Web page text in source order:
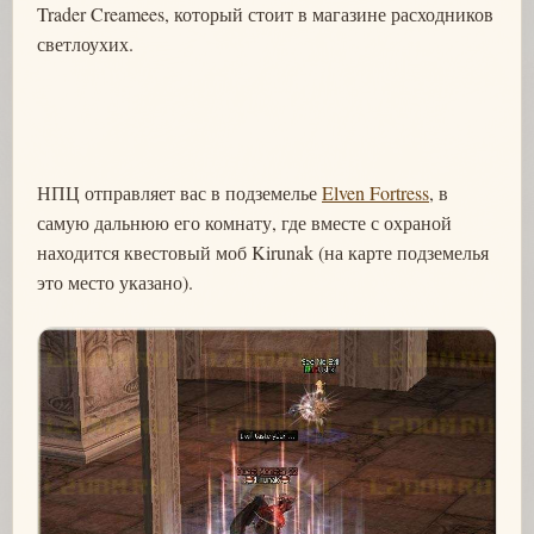
Trader Creamees, который стоит в магазине расходников
светлоухих.
НПЦ отправляет вас в подземельеElven Fortress, в
самую дальнюю его комнату, где вместе с охраной
находится квестовый моб Kirunak (на карте подземелья
это место указано).